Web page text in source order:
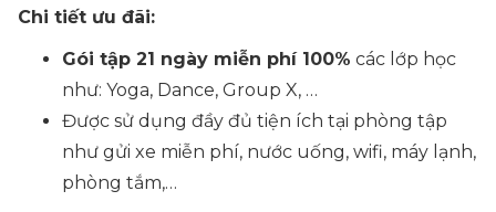
Chi tiết ưu đãi:
Gói tập 21 ngày miễn phí 100% các lớp học
như: Yoga, Dance, Group X, …
Được sử dụng đầy đủ tiện ích tại phòng tập
như gửi xe miễn phí, nước uống, wifi, máy lạnh,
phòng tắm,…